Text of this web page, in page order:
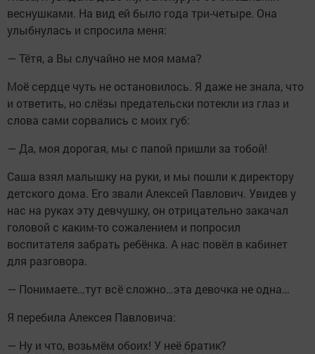
веснушками. На вид ей было года три-четыре. Она
улыбнулась и спросила меня:
— Тётя, а Вы случайно не моя мама?
Моё сердце чуть не остановилось. Я даже не знала, что
и ответить, но слёзы предательски потекли из глаз и
слова сами сорвались с моих губ:
— Да, моя дорогая, мы с папой пришли за тобой!
Саша взял малышку на руки, и мы пошли к директору
детского дома. Его звали Алексей Павлович. Увидев у
нас на руках эту девчушку, он отрицательно закачал
головой с каким-то сожалением и попросил
воспитателя забрать ребёнка. А нас повёл в кабинет
для разговора.
— Понимаете…тут всё сложно…эта девочка не одна…
Я перебила Алексея Павловича:
— Ну и что, возьмём обоих! У неё братик?